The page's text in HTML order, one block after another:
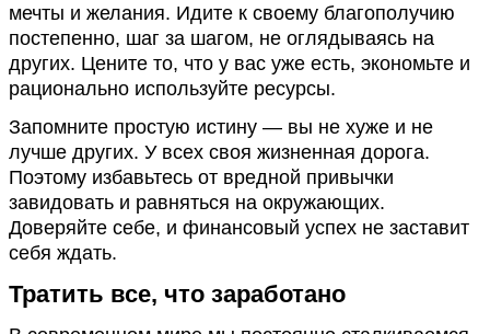
мечты и желания. Идите к своему благополучию
постепенно, шаг за шагом, не оглядываясь на
других. Цените то, что у вас уже есть, экономьте и
рационально используйте ресурсы.
Запомните простую истину — вы не хуже и не
лучше других. У всех своя жизненная дорога.
Поэтому избавьтесь от вредной привычки
завидовать и равняться на окружающих.
Доверяйте себе, и финансовый успех не заставит
себя ждать.
Тратить все, что заработано